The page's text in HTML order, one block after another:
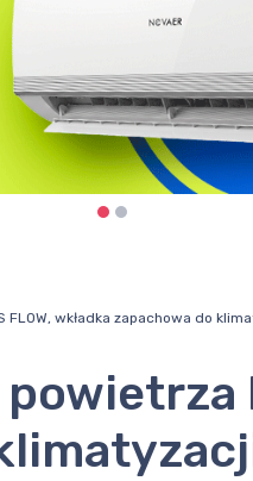
FLOW, wkładka zapachowa do